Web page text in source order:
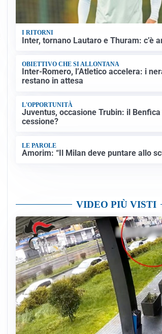
I RITORNI
Inter, tornano Lautaro e Thuram: c’è
OBIETTIVO CHE SI ALLONTANA
Inter-Romero, l’Atletico accelera: i
restano in attesa
L'OPPORTUNITÀ
Juventus, occasione Trubin: il
cessione?
LE PAROLE
Amorim: “Il Milan deve puntare allo
VIDEO PIÙ VISTI